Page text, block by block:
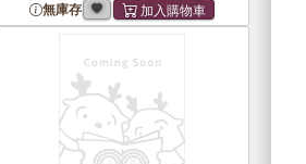
無庫存